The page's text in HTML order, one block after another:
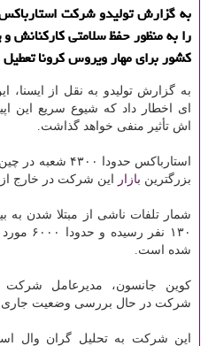
به گزارش تولیدو شركت
را به منظور حفظ سلامتی كاركنانش
كشور برای مهار ویروس كرونا
به گزارش تولیدو به نقل از ایسنا،
ای اخطار داد كه شیوع سریع این
اش تأثیر منفی خواهد گذاشت.
استارباكس حدودا
بزرگترین بازار این شركت در خارج
شمار تلفات ناشی از مبتلا شدن به
۱۳۰ نفر
شده است.
كوین جانسون، مدیرعامل شركت
شركت در حال بررسی وضعیت
این شركت به تحلیل گران وال